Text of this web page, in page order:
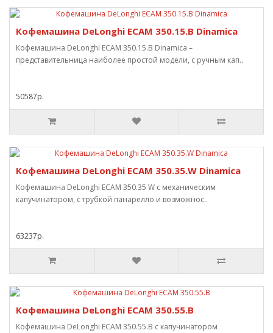
Кофемашина DeLonghi ECAM 350.15.B Dinamica
Кофемашина DeLonghi ECAM 350.15.B Dinamica –
представительница наиболее простой модели, с ручным кап..
50587р.
Кофемашина DeLonghi ECAM 350.35.W Dinamica
Кофемашина DeLonghi ECAM 350.35 W с механическим
капучинатором, с трубкой панарелло и возможнос..
63237р.
Кофемашина DeLonghi ECAM 350.55.B
Кофемашина DeLonghi ECAM 350.55.B с капучинатором